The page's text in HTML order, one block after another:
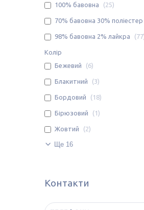
100% бавовна
25
70% бавовна 30% поліестер
98% бавовна 2% лайкра 77
Колір
Бежевий
6
Блакитний 3
Бордовий 18
Бірюзовий 1
Жовтий 2
Ще 16
Контакти